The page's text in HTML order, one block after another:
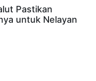
Pastikan
untuk Nelayan